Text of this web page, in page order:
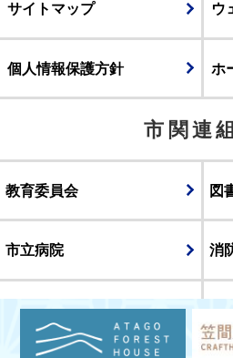
サイトマップ ウ
個人情報保護方針 ホ
市関連
教育委員会 図
市立病院 消
議会